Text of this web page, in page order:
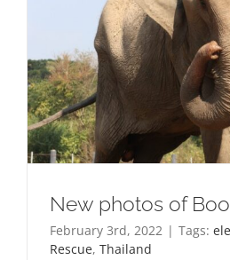
New photos of
February 3rd, 2022 | Tags:
Rescue, Thailand